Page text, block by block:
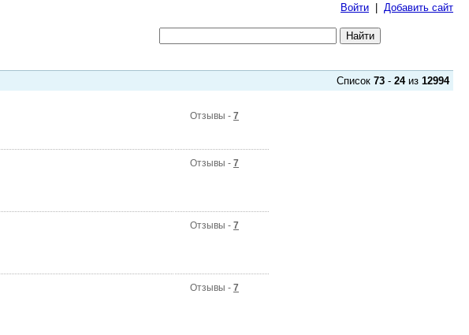
Войти Добавить сайт
Список 73 - 24из 12994
Отзывы - 7
Отзывы - 7
Отзывы - 7
Отзывы - 7